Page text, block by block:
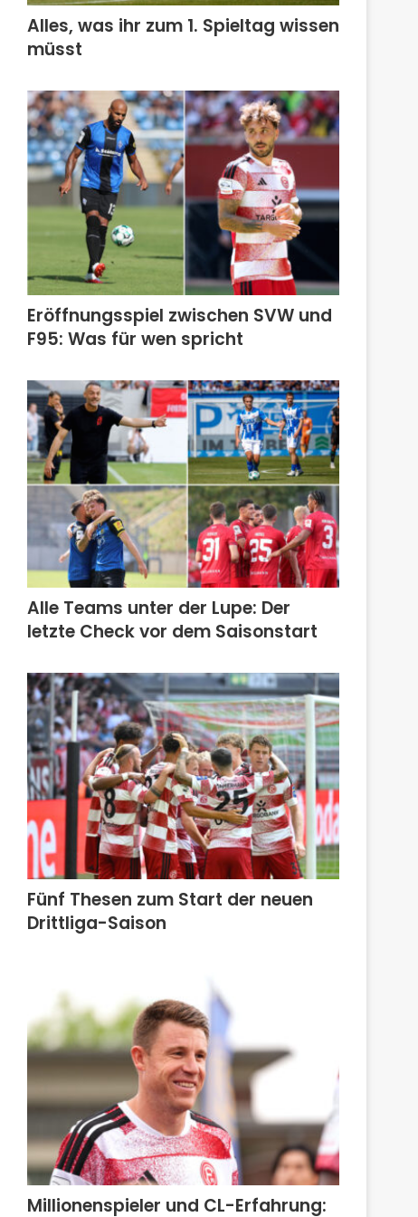
Alles, was ihr zum 1. Spieltag wissen
müsst
Eröffnungsspiel zwischen SVW und
F95: Was für wen spricht
Alle Teams unter der Lupe: Der
letzte Check vor dem Saisonstart
Fünf Thesen zum Start der neuen
Drittliga-Saison
Millionenspieler und CL-Erfahrung: